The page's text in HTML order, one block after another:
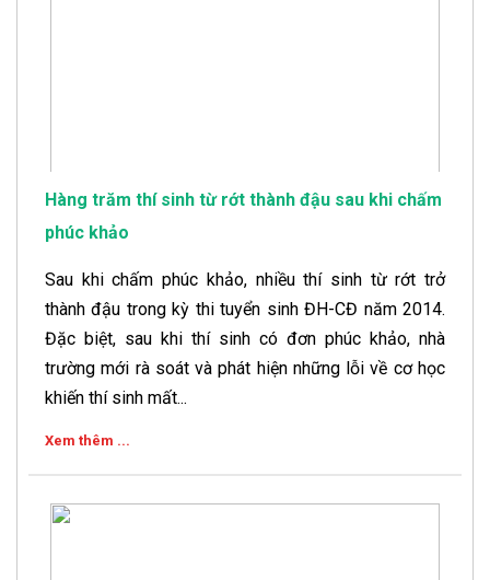
Hàng trăm thí sinh từ rớt thành đậu sau khi chấm
phúc khảo
Sau khi chấm phúc khảo, nhiều thí sinh từ rớt trở
thành đậu trong kỳ thi tuyển sinh ĐH-CĐ năm 2014.
Đặc biệt, sau khi thí sinh có đơn phúc khảo, nhà
trường mới rà soát và phát hiện những lỗi về cơ học
khiến thí sinh mất...
Xem thêm ...